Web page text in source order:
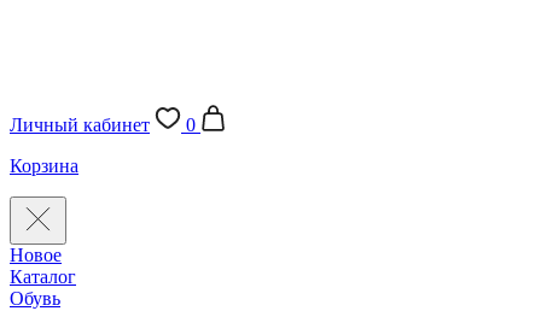
Личный кабинет
0
Корзина
Новое
Каталог
Обувь